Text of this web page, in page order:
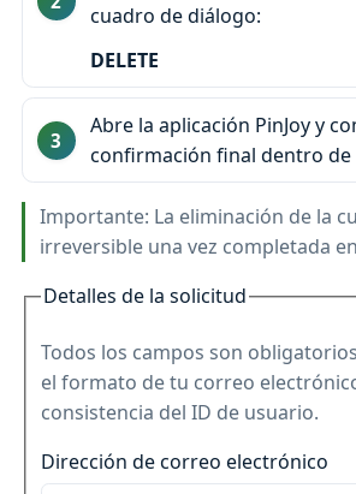
cuadro de diálogo:
DELETE
Abre la aplicación PinJoy y
confirmación final dentro de
Importante: La eliminación de la
irreversible una vez completada
Detalles de la solicitud
Todos los campos son
el formato de tu correo
consistencia del ID de usuario.
Dirección de correo electrónico